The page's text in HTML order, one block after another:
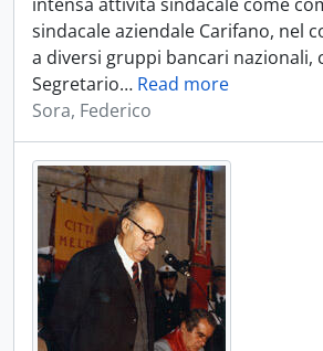
sindacale aziendale Carifano, nel
a diversi gruppi bancari nazionali,
Segretario… Read more
Sora, Federico